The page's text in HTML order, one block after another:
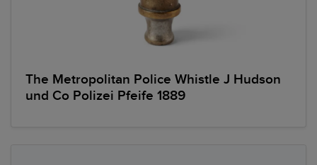
The Metropolitan Police Whistle J Hudson
und Co Polizei Pfeife 1889